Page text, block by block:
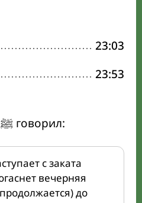
23:03
23:53
Посланник Аллаха ﷺ говорил:
с заката
вечерняя
до